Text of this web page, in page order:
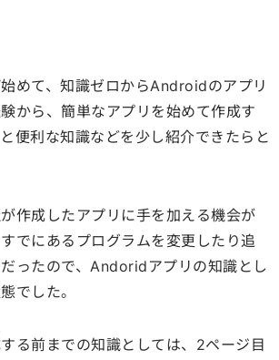
めて、知識ゼロからAndroidのアプリ
から、簡単なアプリを始めて作成す
便利な知識などを少し紹介できたらと
作成したアプリに手を加える機会が
でにあるプログラムを変更したり追
ったので、Andoridアプリの知識とし
でした。
る前までの知識としては、2ページ目